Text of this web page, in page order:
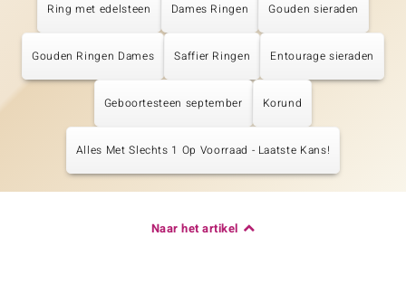
Ring met edelsteen Dames Ringen Gouden sieraden
Gouden Ringen Dames Saffier Ringen Entourage sieraden
Geboortesteen september Korund
Alles Met Slechts 1 Op Voorraad - Laatste Kans!
Naar het artikel